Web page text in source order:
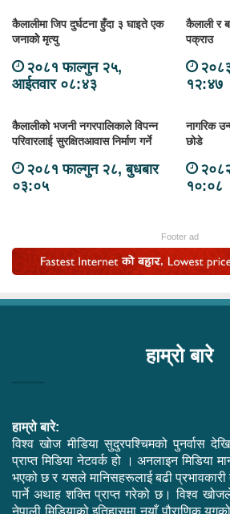
कैलालीमा जिप दुर्घटना हुँदा ३ घाइते एक
जनाकोे मृत्यु
२०८१ फाल्गुन २५,
आईतवार ०८:४३
कैलाली र
पक्राउ
१२:४७
कैलालीको भजनी नगरपालिकाले विपन्न
परिवारलाई सुरक्षितआवास निर्माण गर्ने
२०८१ फाल्गुन २८, बुधबार
०३:०५
नागरिक
छोडे
१०:०८
Footer ad
हाम्रो बारे
हाम्रो बारे:
विश्व खोज मीडिया सुदुरपश्चिमको पुनर्वास
प्राप्त मिडिया नेटवर्क हो । अनलाइन मिडिया
भएको छ र यसले मानिसहरूलाई बढी प्रभावकारी
पार्ने अथाह शक्ति प्राप्त गरेको छ। विश्व